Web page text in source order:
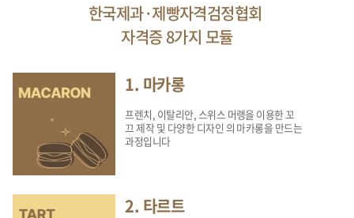
한국제과·제빵자격검정협회
자격증 8가지 모듈
1. 마카롱
프렌치, 이탈리안, 스위스 머랭을 이용한 꼬
끄 제작 및 다양한 디자인 의 마카롱을 만드는
과정입니다
2. 타르트